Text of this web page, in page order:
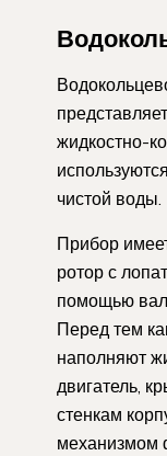
жидкостно-
чистой воды.
Прибор
ротор с
помощью
Перед тем
наполняют
двигатель,
стенкам
механизмом